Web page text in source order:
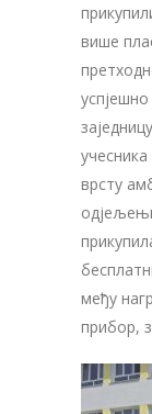
више
врсту
међу
прибор,